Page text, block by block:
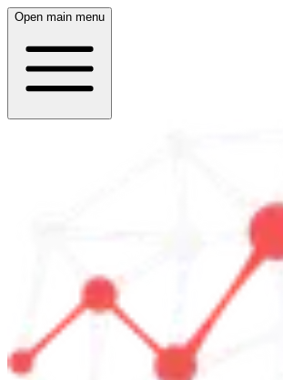
Open main menu